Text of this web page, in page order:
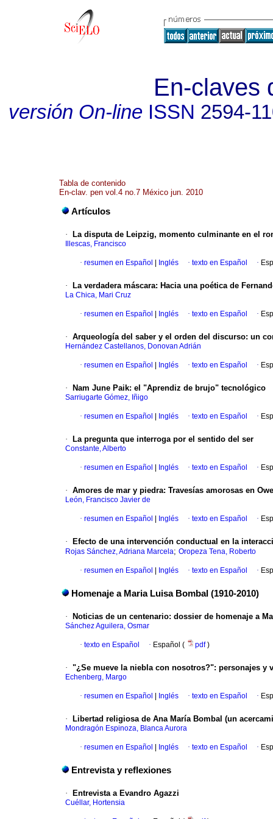
En-claves
versión On-lineISSN 2594-
Tabla de contenido
En-clav. pen vol.4 no.7 México jun. 2010
Artículos
· La disputa de Leipzig, momento culminante en el
Illescas, Francisco
· resumen en Español Inglés · texto en Español ·
· La verdadera máscara: Hacia una poética de
La Chica, Mari Cruz
· resumen en Español Inglés · texto en Español ·
· Arqueología del saber y el orden del discurso: un
Hernández Castellanos, Donovan Adrián
· resumen en Español Inglés · texto en Español ·
· Nam June Paik: el "Aprendiz de brujo" tecnológico
Sarriugarte Gómez, Iñigo
· resumen en Español Inglés · texto en Español ·
· La pregunta que interroga por el sentido del ser
Constante, Alberto
· resumen en Español Inglés · texto en Español ·
· Amores de mar y piedra: Travesías amorosas en
León, Francisco Javier de
· resumen en Español Inglés · texto en Español ·
· Efecto de una intervención conductual en la
Rojas Sánchez, Adriana Marcela; Oropeza Tena, Roberto
· resumen en Español Inglés · texto en Español ·
Homenaje a Maria Luisa Bombal (1910-2010)
· Noticias de un centenario: dossier de homenaje a
Sánchez Aguilera, Osmar
· texto en Español · Español ( pdf)
· "¿Se mueve la niebla con nosotros?": personajes y
Echenberg, Margo
· resumen en Español Inglés · texto en Español ·
· Libertad religiosa de Ana María Bombal (un
Mondragón Espinoza, Blanca Aurora
· resumen en Español Inglés · texto en Español ·
Entrevista y reflexiones
· Entrevista a Evandro Agazzi
Cuéllar, Hortensia